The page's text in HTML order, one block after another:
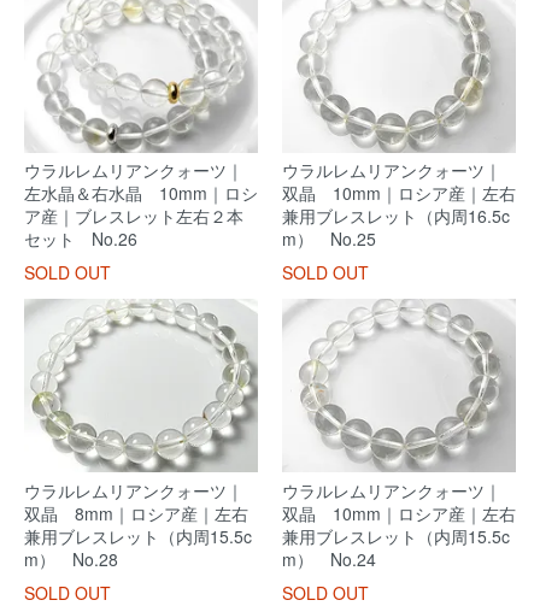
ウラルレムリアンクォーツ｜
左水晶＆右水晶 10mm｜ロシ
ア産｜ブレスレット左右２本
セット No.26
SOLD OUT
ウラルレムリアンクォーツ｜
双晶 10mm｜ロシア産｜左右
兼用ブレスレット（内周16.5c
m） No.25
SOLD OUT
ウラルレムリアンクォーツ｜
双晶 8mm｜ロシア産｜左右
兼用ブレスレット（内周15.5c
m） No.28
SOLD OUT
ウラルレムリアンクォーツ｜
双晶 10mm｜ロシア産｜左右
兼用ブレスレット（内周15.5c
m） No.24
SOLD OUT